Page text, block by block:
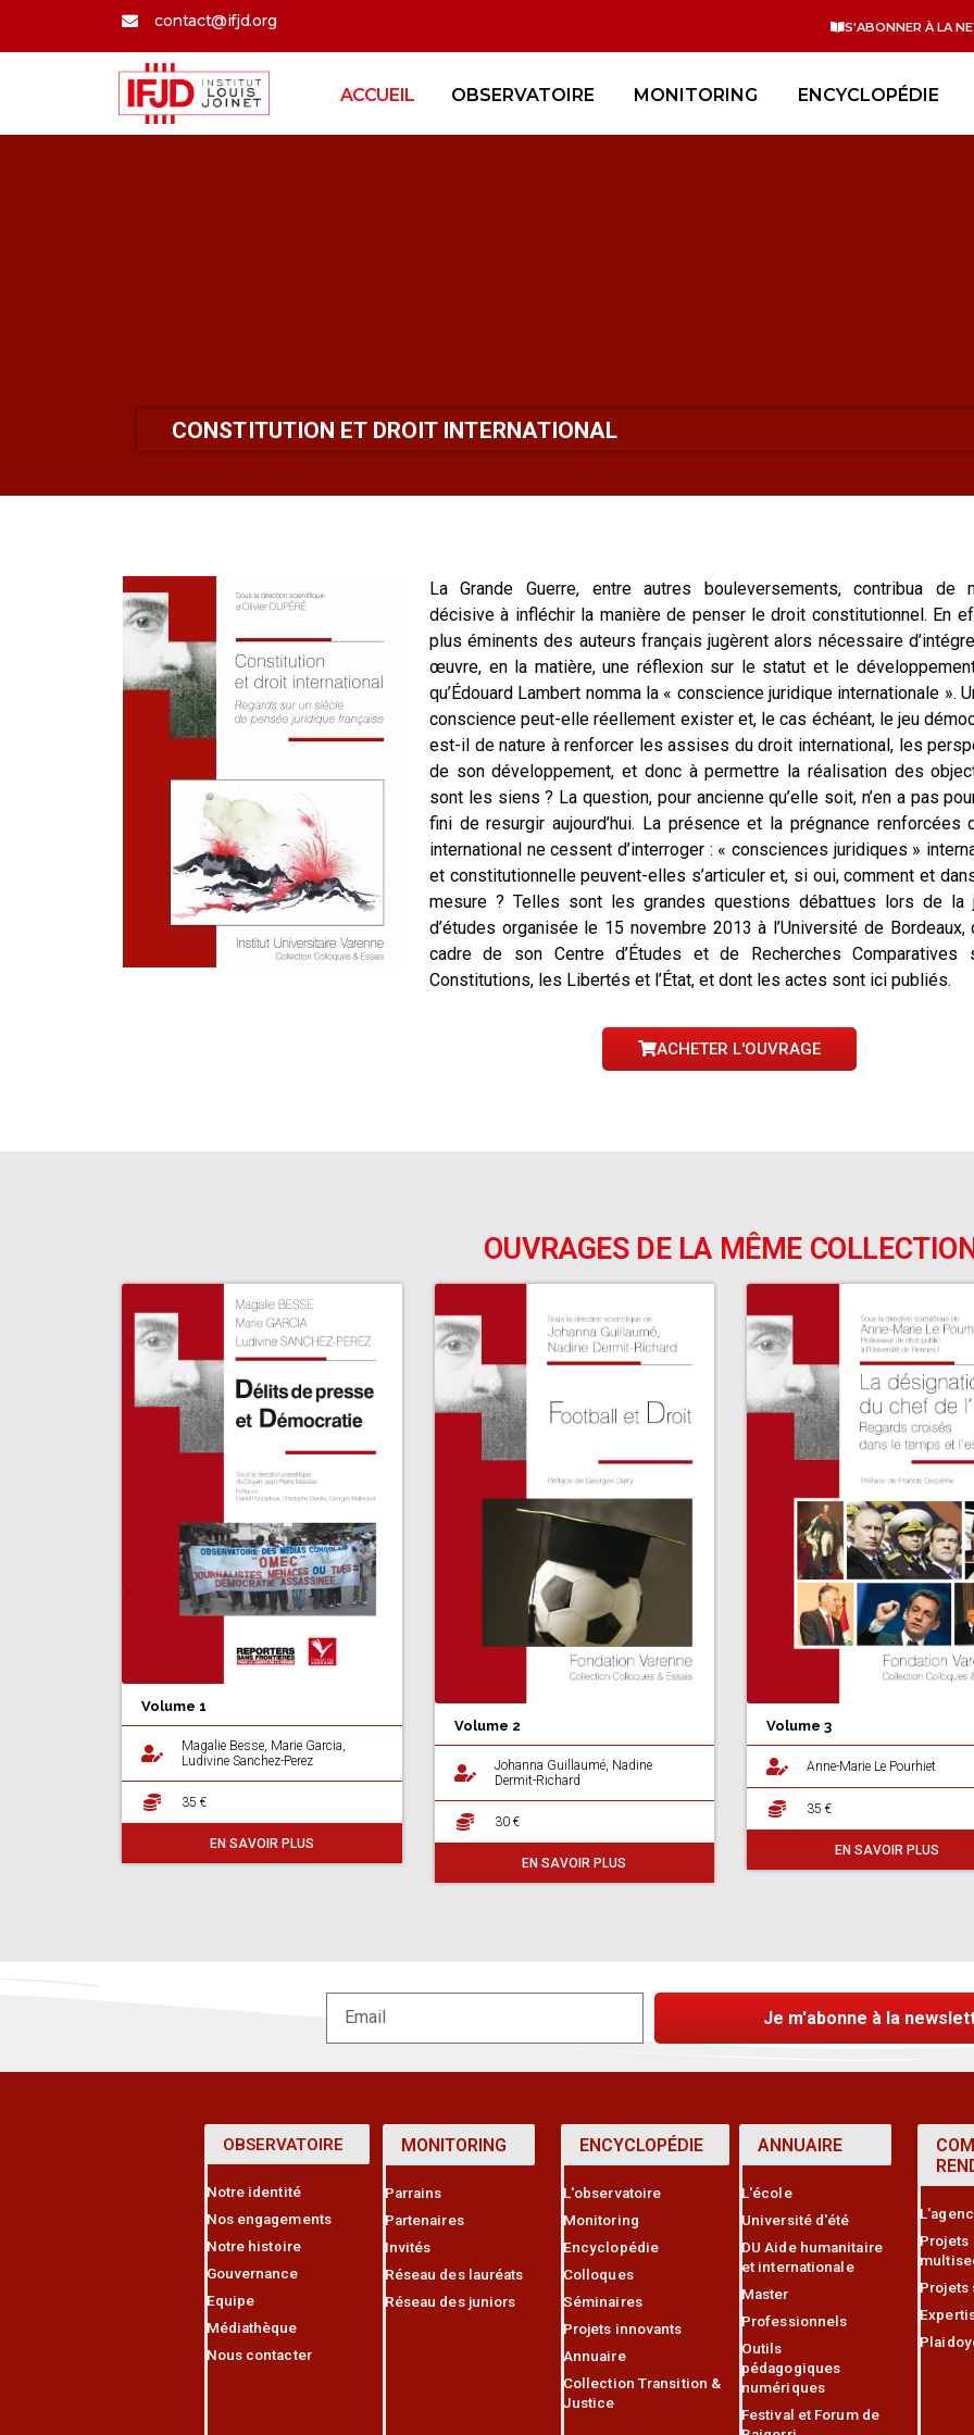
contact@ifjd.org S'ABONNER À LA
ACCUEIL OBSERVATOIRE MONITORING ENCYCLOPÉDIE
CONSTITUTION ET DROIT INTERNATIONAL
La Grande Guerre, entre autres bouleversements, contribua de
décisive à infléchir la manière de penser le droit constitutionnel. En
plus éminents des auteurs français jugèrent alors nécessaire
œuvre, en la matière, une réflexion sur le statut et le
qu’Édouard Lambert nomma la « conscience juridique internationale ».
conscience peut-elle réellement exister et, le cas échéant, le jeu
est-il de nature à renforcer les assises du droit international, les
de son développement, et donc à permettre la réalisation des
sont les siens ? La question, pour ancienne qu’elle soit, n’en a pas
fini de resurgir aujourd’hui. La présence et la prégnance renforcées
international ne cessent d’interroger : « consciences juridiques »
et constitutionnelle peuvent-elles s’articuler et, si oui, comment et
mesure ? Telles sont les grandes questions débattues lors de la
d’études organisée le 15 novembre 2013 à l’Université de Bordeaux,
cadre de son Centre d’Études et de Recherches Comparatives
Constitutions, les Libertés et l’État, et dont les actes sont ici publiés.
ACHETER L'OUVRAGE
OUVRAGES DE LA MÊME
Volume 1
Magalie Besse, Marie Garcia,
Ludivine Sanchez-Perez
35 €
EN SAVOIR PLUS
Volume 2
Johanna Guillaumé, Nadine
Dermit-Richard
30 €
EN SAVOIR PLUS
Volume 3
Anne-Marie Le Pourhiet
35 €
EN SAVOIR PLUS
Je m'abonne à la
OBSERVATOIRE
Notre identité
Nos engagements
Notre histoire
Gouvernance
Equipe
Médiathèque
Nous contacter
MONITORING
Parrains
Partenaires
Invités
Réseau des lauréats
Réseau des juniors
ENCYCLOPÉDIE
L'observatoire
Monitoring
Encyclopédie
Colloques
Séminaires
Projets innovants
Annuaire
Collection Transition &
Justice
ANNUAIRE
L'école
Université d'été
DU Aide humanitaire
et internationale
Master
Professionnels
Outils
pédagogiques
numériques
Festival et Forum de
Projets
Projets